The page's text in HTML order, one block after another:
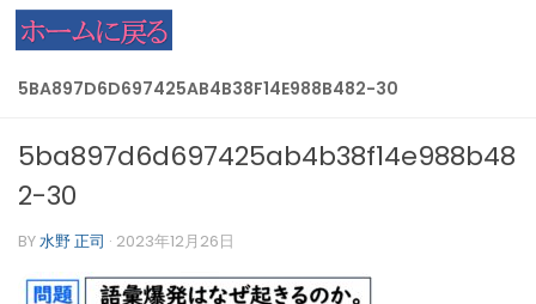
コンテンツへスキップ
5BA897D6D697425AB4B38F14E988B482-30
5ba897d6d697425ab4b38f14e988b48
2-30
BY水野 正司 · 2023年12月26日